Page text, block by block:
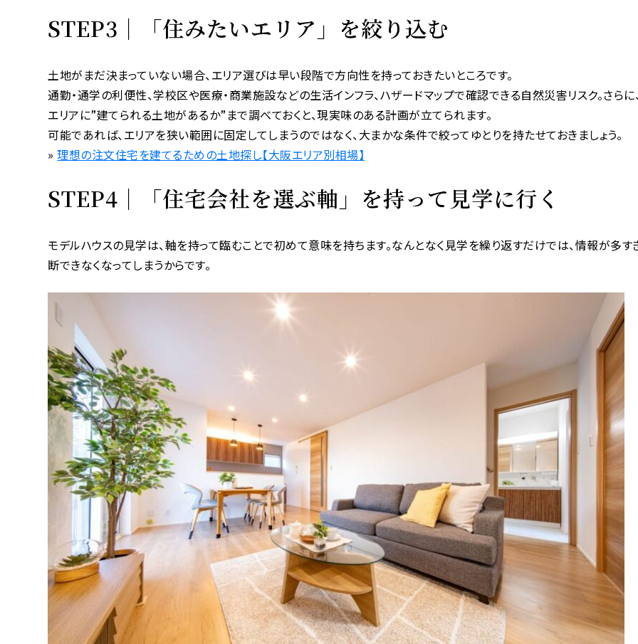
STEP3｜「住みたいエリア」を絞り込む
土地がまだ決まっていない場合、エリア選びは早い段階で方向性を持っておきたいところです。
通勤・通学の利便性、学校区や医療・商業施設などの生活インフラ、ハザードマップで確認できる自然災害リスク。さらに
エリアに”建てられる土地があるか”まで調べておくと、現実味のある計画が立てられます。
可能であれば、エリアを狭い範囲に固定してしまうのではなく、大まかな条件で絞ってゆとりを持たせておきましょう。
»理想の注文住宅を建てるための土地探し【大阪エリア別相場】
STEP4｜「住宅会社を選ぶ軸」を持って見学に行く
モデルハウスの見学は、軸を持って臨むことで初めて意味を持ちます。なんとなく見学を繰り返すだけでは、情報が多す
断できなくなってしまうからです。